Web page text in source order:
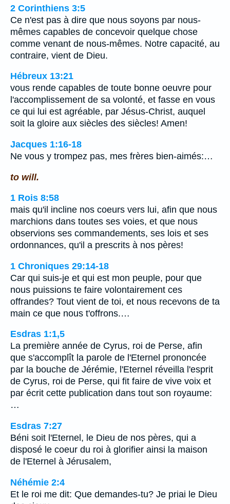
2 Corinthiens 3:5
Ce n'est pas à dire que nous soyons par nous-
mêmes capables de concevoir quelque chose
comme venant de nous-mêmes. Notre capacité, au
contraire, vient de Dieu.
Hébreux 13:21
vous rende capables de toute bonne oeuvre pour
l'accomplissement de sa volonté, et fasse en vous
ce qui lui est agréable, par Jésus-Christ, auquel
soit la gloire aux siècles des siècles! Amen!
Jacques 1:16-18
Ne vous y trompez pas, mes frères bien-aimés:…
to will.
1 Rois 8:58
mais qu'il incline nos coeurs vers lui, afin que nous
marchions dans toutes ses voies, et que nous
observions ses commandements, ses lois et ses
ordonnances, qu'il a prescrits à nos pères!
1 Chroniques 29:14-18
Car qui suis-je et qui est mon peuple, pour que
nous puissions te faire volontairement ces
offrandes? Tout vient de toi, et nous recevons de ta
main ce que nous t'offrons.…
Esdras 1:1,5
La première année de Cyrus, roi de Perse, afin
que s'accomplît la parole de l'Eternel prononcée
par la bouche de Jérémie, l'Eternel réveilla l'esprit
de Cyrus, roi de Perse, qui fit faire de vive voix et
par écrit cette publication dans tout son royaume:
…
Esdras 7:27
Béni soit l'Eternel, le Dieu de nos pères, qui a
disposé le coeur du roi à glorifier ainsi la maison
de l'Eternel à Jérusalem,
Néhémie 2:4
Et le roi me dit: Que demandes-tu? Je priai le Dieu